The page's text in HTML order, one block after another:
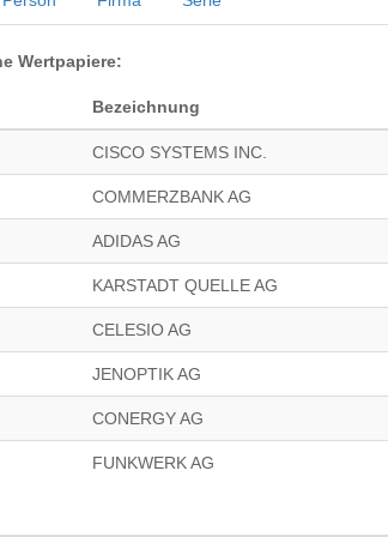
Wertpapiere:
Bezeichnung
CISCO SYSTEMS INC.
COMMERZBANK AG
ADIDAS AG
KARSTADT QUELLE AG
CELESIO AG
JENOPTIK AG
CONERGY AG
FUNKWERK AG